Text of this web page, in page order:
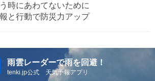
時にあわてないために
と行動で防災力アップ
雨雲レーダーで雨を回避！
tenki.jp公式 天気予報アプリ